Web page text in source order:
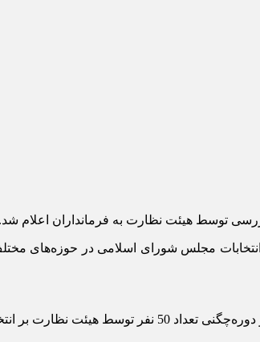
توسط هیئت نظارت به فرمانداران اعلام شد.
انتخابات مجلس شورای اسلامی در حوزه‌های